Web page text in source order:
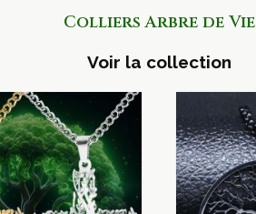
Colliers Arbre de Vie
Voir la collection